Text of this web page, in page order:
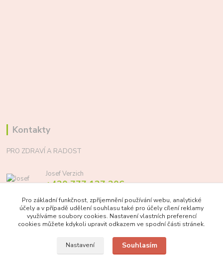
Kontakty
PRO ZDRAVÍ A RADOST
Josef Verzich
+420 777 137 206
info@prozdraviaradost.cz
Pro základní funkčnost, zpříjemnění používání webu, analytické
účely a v případě udělení souhlasu také pro účely cílení reklamy
využíváme soubory cookies. Nastavení vlastních preferencí
cookies můžete kdykoli upravit odkazem ve spodní části stránek.
Nastavení Souhlasím